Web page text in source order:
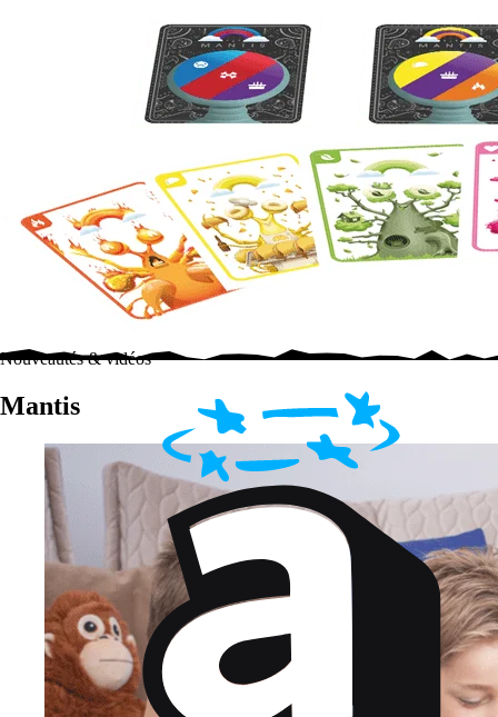
Nouveautés & vidéos
Mantis